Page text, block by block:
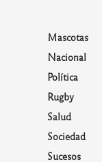
Mascotas
Nacional
Política
Rugby
Salud
Sociedad
Sucesos